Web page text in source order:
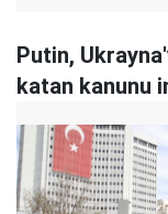
Putin,
katan kanunu